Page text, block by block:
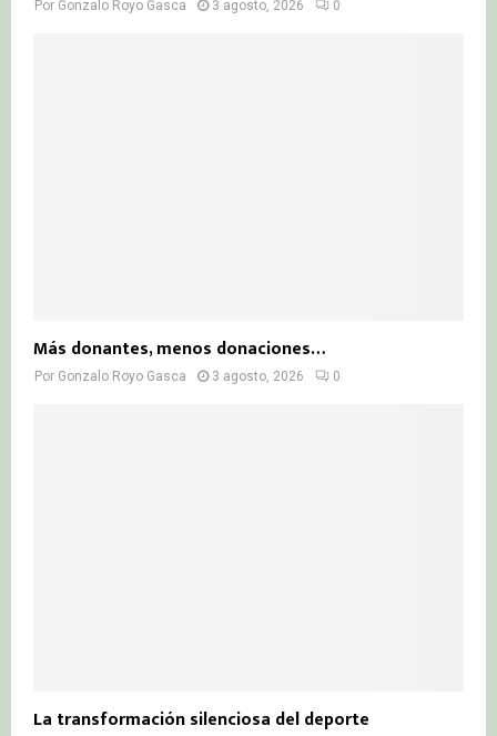
Por Gonzalo Royo Gasca 3 agosto, 2026 0
Más donantes, menos donaciones…
Por Gonzalo Royo Gasca 3 agosto, 2026 0
La transformación silenciosa del deporte